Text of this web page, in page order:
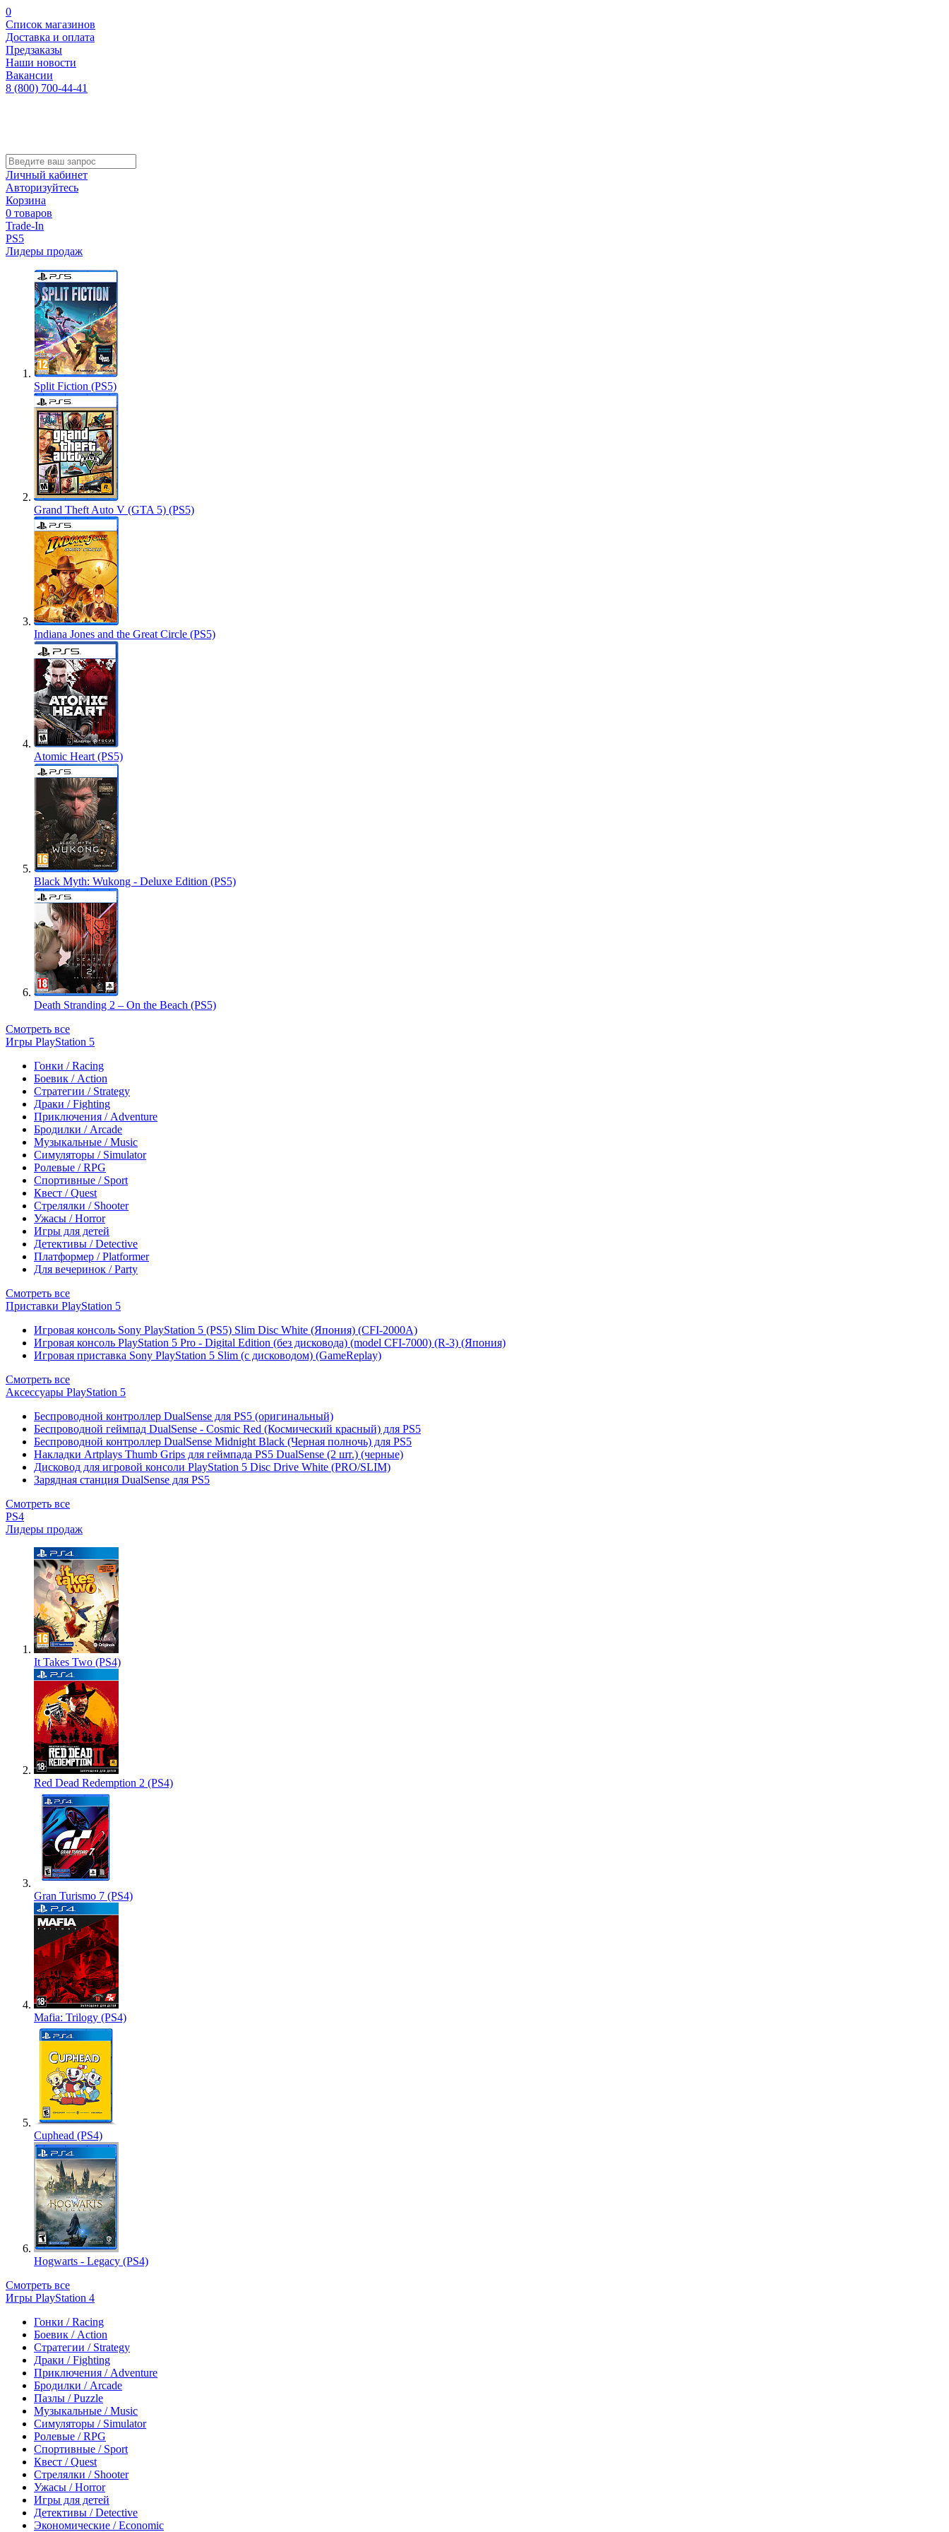
0
Список магазинов
Доставка и оплата
Предзаказы
Наши новости
Вакансии
8 (800) 700-44-41
Личный кабинет
Авторизуйтесь
Корзина
0 товаров
Trade-In
PS5
Лидеры продаж
Split Fiction (PS5)
Grand Theft Auto V (GTA 5) (PS5)
Indiana Jones and the Great Circle (PS5)
Atomic Heart (PS5)
Black Myth: Wukong - Deluxe Edition (PS5)
Death Stranding 2 – On the Beach (PS5)
Смотреть все
Игры PlayStation 5
Гонки / Racing
Боевик / Action
Стратегии / Strategy
Драки / Fighting
Приключения / Adventure
Бродилки / Arcade
Музыкальные / Music
Симуляторы / Simulator
Ролевые / RPG
Спортивные / Sport
Квест / Quest
Стрелялки / Shooter
Ужасы / Horror
Игры для детей
Детективы / Detective
Платформер / Platformer
Для вечеринок / Party
Смотреть все
Приставки PlayStation 5
Игровая консоль Sony PlayStation 5 (PS5) Slim Disc White (Япония) (CFI-2000A)
Игровая консоль PlayStation 5 Pro - Digital Edition (без дисковода) (model CFI-7000) (R-3) (Япония)
Игровая приставка Sony PlayStation 5 Slim (с дисководом) (GameReplay)
Смотреть все
Аксессуары PlayStation 5
Беспроводной контроллер DualSense для PS5 (оригинальный)
Беспроводной геймпад DualSense - Cosmic Red (Космический красный) для PS5
Беспроводной контроллер DualSense Midnight Black (Черная полночь) для PS5
Накладки Artplays Thumb Grips для геймпада PS5 DualSense (2 шт.) (черные)
Дисковод для игровой консоли PlayStation 5 Disc Drive White (PRO/SLIM)
Зарядная станция DualSense для PS5
Смотреть все
PS4
Лидеры продаж
It Takes Two (PS4)
Red Dead Redemption 2 (PS4)
Gran Turismo 7 (PS4)
Mafia: Trilogy (PS4)
Cuphead (PS4)
Hogwarts - Legacy (PS4)
Смотреть все
Игры PlayStation 4
Гонки / Racing
Боевик / Action
Стратегии / Strategy
Драки / Fighting
Приключения / Adventure
Бродилки / Arcade
Пазлы / Puzzle
Музыкальные / Music
Симуляторы / Simulator
Ролевые / RPG
Спортивные / Sport
Квест / Quest
Стрелялки / Shooter
Ужасы / Horror
Игры для детей
Детективы / Detective
Экономические / Economic